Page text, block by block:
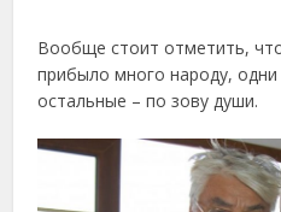
Вообще стоит отметить,
прибыло много народу, одни
остальные – по зову души.